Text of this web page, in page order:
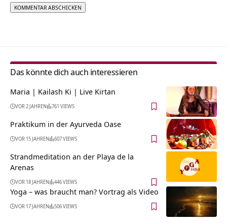
Das könnte dich auch interessieren
Maria | Kailash Ki | Live Kirtan
VOR 2 JAHREN 761 VIEWS
Praktikum in der Ayurveda Oase
VOR 15 JAHREN 607 VIEWS
Strandmeditation an der Playa de la
Arenas
VOR 18 JAHREN 446 VIEWS
Yoga – was braucht man? Vortrag als Video
VOR 17 JAHREN 506 VIEWS